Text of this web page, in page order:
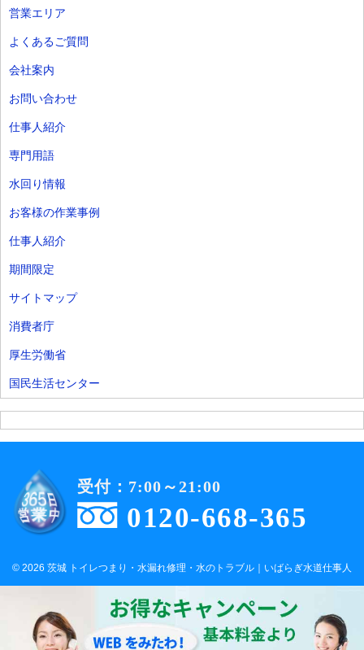
営業エリア
よくあるご質問
会社案内
お問い合わせ
仕事人紹介
専門用語
水回り情報
お客様の作業事例
仕事人紹介
期間限定
サイトマップ
消費者庁
厚生労働省
国民生活センター
0120-668-365
受付：7:00～21:00
© 2026 茨城 トイレつまり・水漏れ修理・水のトラブル｜いばらぎ水道仕事人